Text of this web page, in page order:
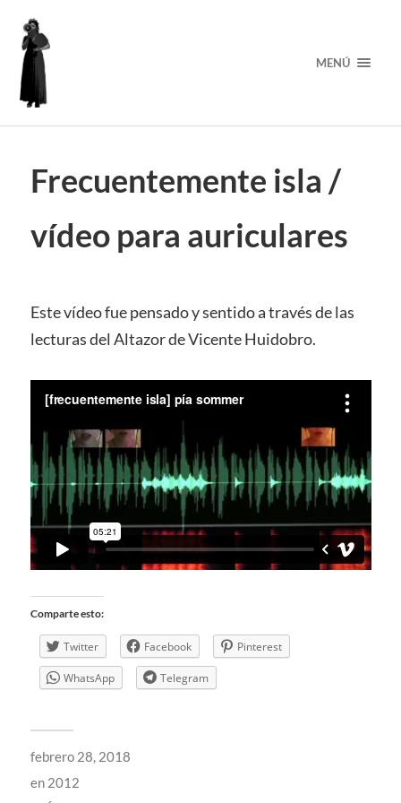
MENÚ
Frecuentemente isla /
vídeo para auriculares
Este vídeo fue pensado y sentido a través de las
lecturas del Altazor de Vicente Huidobro.
Comparte esto:
Twitter Facebook Pinterest
WhatsApp Telegram
febrero 28, 2018
en 2012